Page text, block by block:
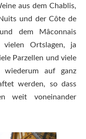
aus dem Chablis,
und der Côte de
dem Mâconnais
vielen Ortslagen, ja
Parzellen und viele
wiederum auf ganz
werden, so dass
weit voneinander